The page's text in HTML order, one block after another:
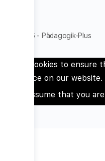
© 2026 - Pädagogik-Plus
We use cookies to
experience on our
we will assume that you